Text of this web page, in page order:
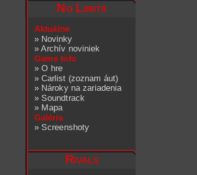
No Limits
Aktuálne
» Novinky
»Archív noviniek
Game Info
»O hre
» Carlist (zoznam áut)
» Nároky na zariadenia
» Soundtrack
» Mapa
Galéria
» Screenshoty
Rivals